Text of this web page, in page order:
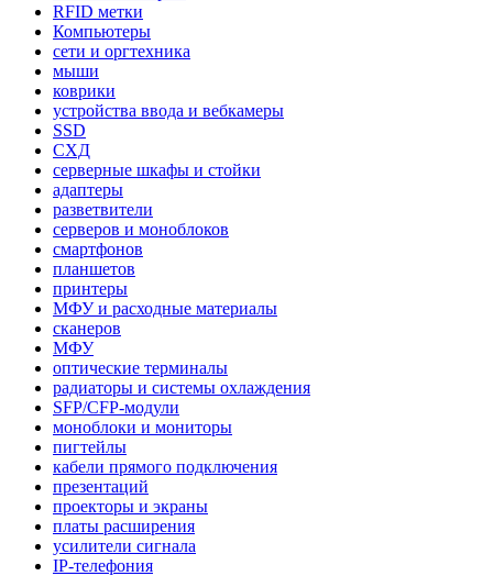
RFID метки
Компьютеры
сети и оргтехника
мыши
коврики
устройства ввода и вебкамеры
SSD
СХД
серверные шкафы и стойки
адаптеры
разветвители
серверов и моноблоков
смартфонов
планшетов
принтеры
МФУ и расходные материалы
сканеров
МФУ
оптические терминалы
радиаторы и системы охлаждения
SFP/CFP-модули
моноблоки и мониторы
пигтейлы
кабели прямого подключения
презентаций
проекторы и экраны
платы расширения
усилители сигнала
IP-телефония